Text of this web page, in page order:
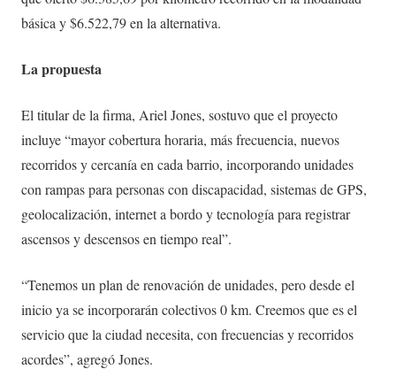
básica y $6.522,79 en la alternativa.
La propuesta
El titular de la firma, Ariel Jones, sostuvo que el proyecto
incluye “mayor cobertura horaria, más frecuencia, nuevos
recorridos y cercanía en cada barrio, incorporando unidades
con rampas para personas con discapacidad, sistemas de GPS,
geolocalización, internet a bordo y tecnología para registrar
ascensos y descensos en tiempo real”.
“Tenemos un plan de renovación de unidades, pero desde el
inicio ya se incorporarán colectivos 0 km. Creemos que es el
servicio que la ciudad necesita, con frecuencias y recorridos
acordes”, agregó Jones.